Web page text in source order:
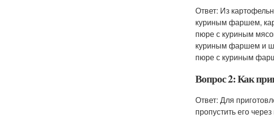
Ответ: Из
куриным фаршем,
пюре с куриным
куриным фаршем и
пюре с куриным
Вопрос 2: Как
Ответ: Для
пропустить его